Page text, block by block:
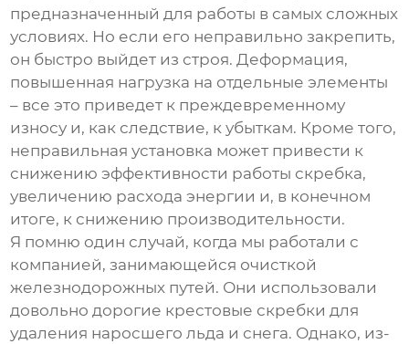
предназначенный для работы в самых сложных
условиях. Но если его неправильно закрепить,
он быстро выйдет из строя. Деформация,
повышенная нагрузка на отдельные элементы
– все это приведет к преждевременному
износу и, как следствие, к убыткам. Кроме того,
неправильная установка может привести к
снижению эффективности работы скребка,
увеличению расхода энергии и, в конечном
итоге, к снижению производительности.
Я помню один случай, когда мы работали с
компанией, занимающейся очисткой
железнодорожных путей. Они использовали
довольно дорогие крестовые скребки для
удаления наросшего льда и снега. Однако, из-